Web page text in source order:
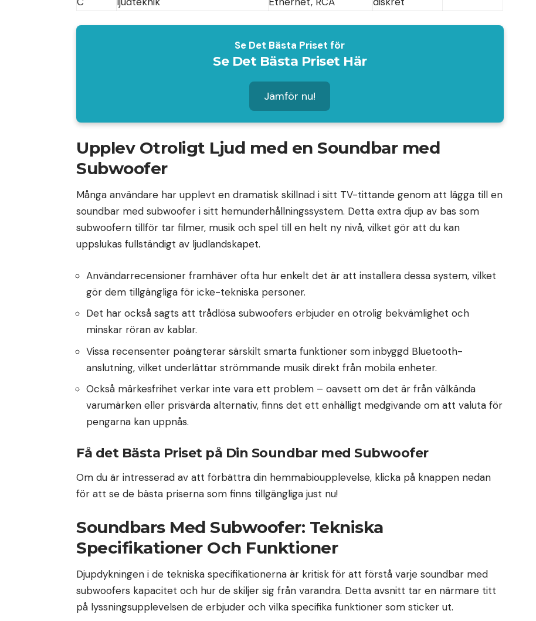
Se Det Bästa Priset för
Se Det Bästa Priset Här
Jämför nu!
Upplev Otroligt Ljud med en Soundbar med
Subwoofer
Många användare har upplevt en dramatisk skillnad i sitt TV-tittande genom att lägga till en
soundbar med subwoofer i sitt hemunderhållningssystem. Detta extra djup av bas som
subwoofern tillför tar filmer, musik och spel till en helt ny nivå, vilket gör att du kan
uppslukas fullständigt av ljudlandskapet.
Användarrecensioner framhäver ofta hur enkelt det är att installera dessa system, vilket
gör dem tillgängliga för icke-tekniska personer.
Det har också sagts att trådlösa subwoofers erbjuder en otrolig bekvämlighet och
minskar röran av kablar.
Vissa recensenter poängterar särskilt smarta funktioner som inbyggd Bluetooth-
anslutning, vilket underlättar strömmande musik direkt från mobila enheter.
Också märkesfrihet verkar inte vara ett problem – oavsett om det är från välkända
varumärken eller prisvärda alternativ, finns det ett enhälligt medgivande om att valuta för
pengarna kan uppnås.
Få det Bästa Priset på Din Soundbar med Subwoofer
Om du är intresserad av att förbättra din hemmabioupplevelse, klicka på knappen nedan
för att se de bästa priserna som finns tillgängliga just nu!
Soundbars Med Subwoofer: Tekniska
Specifikationer Och Funktioner
Djupdykningen i de tekniska specifikationerna är kritisk för att förstå varje soundbar med
subwoofers kapacitet och hur de skiljer sig från varandra. Detta avsnitt tar en närmare titt
på lyssningsupplevelsen de erbjuder och vilka specifika funktioner som sticker ut.